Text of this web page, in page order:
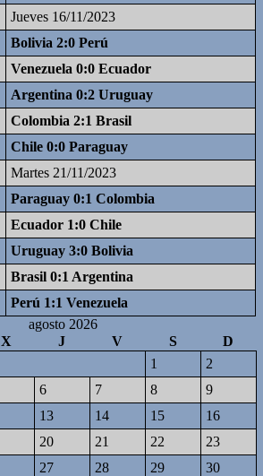
Jueves 16/11/2023
Bolivia 2:0 Perú
Venezuela 0:0 Ecuador
Argentina 0:2 Uruguay
Colombia 2:1 Brasil
Chile 0:0 Paraguay
Martes 21/11/2023
Paraguay 0:1 Colombia
Ecuador 1:0 Chile
Uruguay 3:0 Bolivia
Brasil 0:1 Argentina
Perú 1:1 Venezuela
agosto 2026
X J V S
D
1
2
6 7 8
9
13 14 15
16
20 21 22
23
27 28 29
30